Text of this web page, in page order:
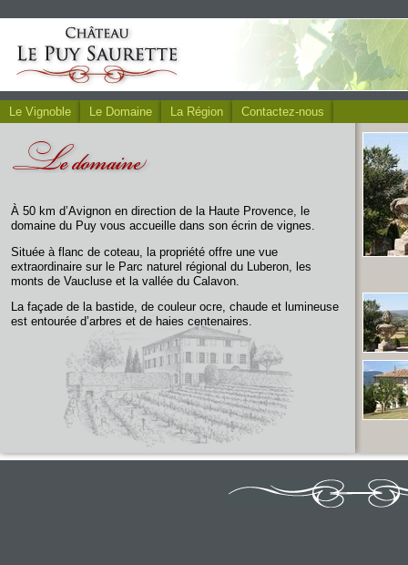
Le Vignoble Le Domaine La Région Contactez-nous
À 50 km d’Avignon en direction de la Haute Provence, le
domaine du Puy vous accueille dans son écrin de vignes.
Située à flanc de coteau, la propriété offre une vue
extraordinaire sur le Parc naturel régional du Luberon, les
monts de Vaucluse et la vallée du Calavon.
La façade de la bastide, de couleur ocre, chaude et lumineuse
est entourée d’arbres et de haies centenaires.